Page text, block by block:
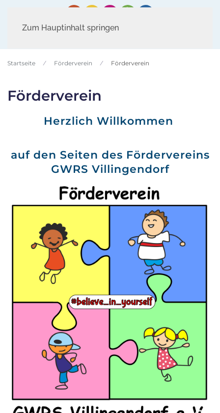
Zum Hauptinhalt springen
Startseite Förderverein Förderverein
Förderverein
Herzlich Willkommen
auf den Seiten des Fördervereins
GWRS Villingendorf